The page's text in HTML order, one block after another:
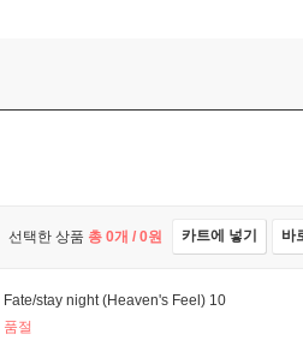
선택한 상품 총 0개 / 0원 카트에 넣기 바
Fate/stay night (Heaven's Feel) 10
품절